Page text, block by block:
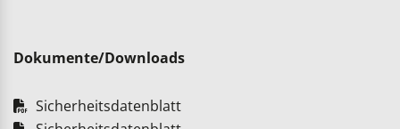
Dokumente/Downloads
Sicherheitsdatenblatt